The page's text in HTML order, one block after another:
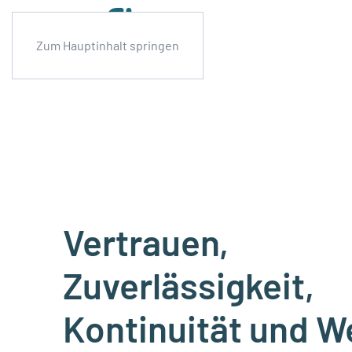
Zum Hauptinhalt springen
Vertrauen,
Zuverlässigkeit,
Kontinuität und